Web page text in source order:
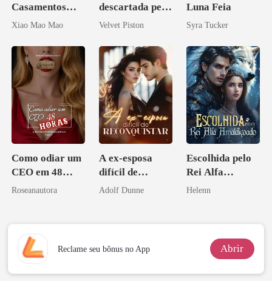
Casamentos
Rejeitados, Eu
Rival do Meu
Ex
Xiao Mao Mao
descartada pelo
Alfa
Velvet Piston
Luna Feia
Syra Tucker
Como odiar um
CEO em 48
horas
Roseanautora
A ex-esposa
difícil de
reconquistar
Adolf Dunne
Escolhida pelo
Rei Alfa
Amaldiçoado
Helenn
Reclame seu bônus no App Abrir